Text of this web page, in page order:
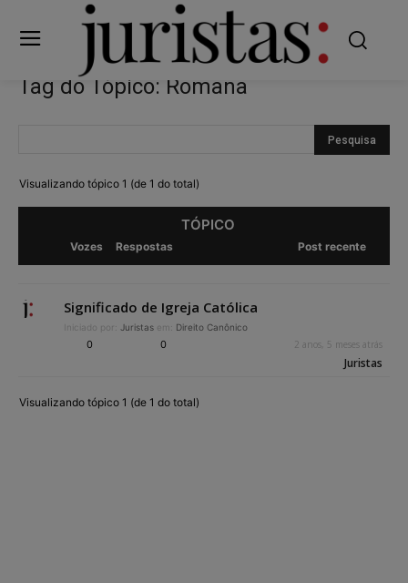
Tag do Tópico: Romana
Visualizando tópico 1 (de 1 do total)
TÓPICO
Vozes Respostas Post recente
Significado de Igreja Católica
Iniciado por: Juristas em: Direito Canônico
0 0 2 anos, 5 meses atrás
Juristas
Visualizando tópico 1 (de 1 do total)